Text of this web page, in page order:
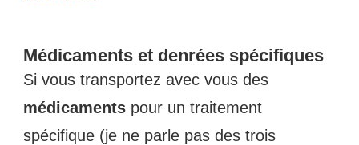
Médicaments et denrées spécifiques
Si vous transportez avec vous des
médicaments pour un traitement
spécifique (je ne parle pas des trois